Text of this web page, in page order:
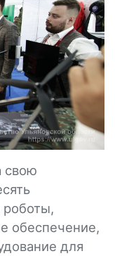
свою
роботы,
обеспечение,
для